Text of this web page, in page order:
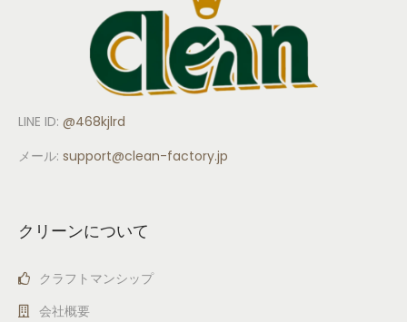
LINE ID: @468kjlrd
メール: support@clean-factory.jp
クリーンについて
クラフトマンシップ
会社概要